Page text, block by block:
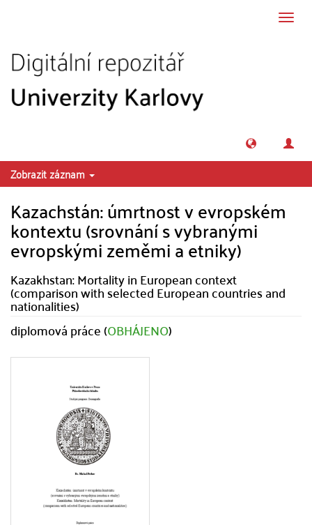
Zobrazit záznam
Kazachstán: úmrtnost v evropském
kontextu (srovnání s vybranými
evropskými zeměmi a etniky)
Kazakhstan: Mortality in European context
(comparison with selected European countries and
nationalities)
diplomová práce (OBHÁJENO)